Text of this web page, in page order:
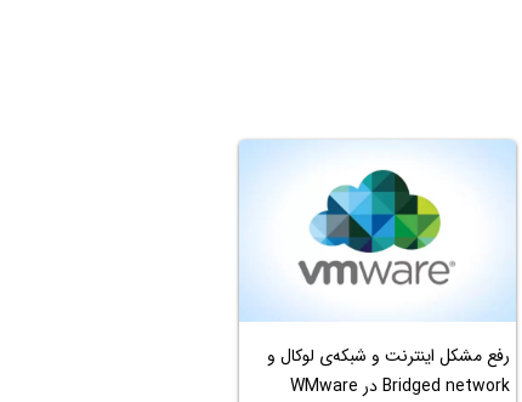
رفع مشکل اینترنت و شبکه‌ی لوکال و
Bridged network در WMware